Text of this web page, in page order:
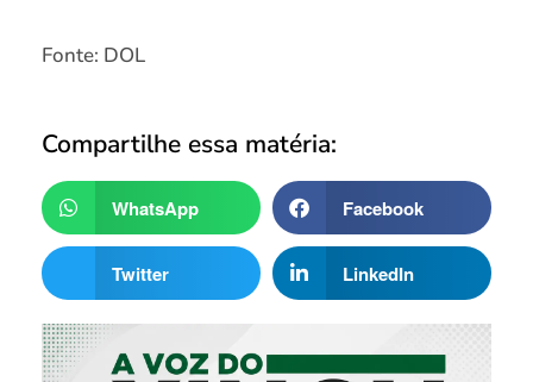
Fonte: DOL
Compartilhe essa matéria:
WhatsApp Facebook
Twitter LinkedIn